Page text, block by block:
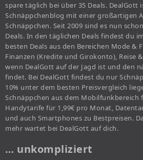
spare täglich bei über 35 Deals. DealGott
Schnäppchenblog mit einer großartigen
Schnäppchen. Seit 2009 sind es nun
Deals. In den täglichen Deals findest du
besten Deals aus den Bereichen Mode &
Finanzen (Kredite und Girokonto), Reise
wenn DealGott auf der Jagd ist und den
findet. Bei DealGott findest du nur
10% unter dem besten Preisvergleich
Schnäppchen aus dem Mobilfunkbereich
Handytarife für 1,99€ pro Monat,
und auch Smartphones zu Bestpreisen.
mehr wartet bei DealGott auf dich.
… unkompliziert